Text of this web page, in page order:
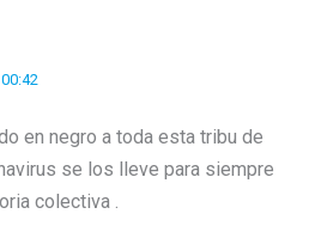
en negro a toda esta tribu de
se los lleve para siempre
colectiva .